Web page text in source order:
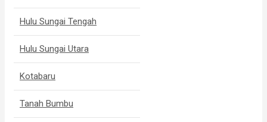
Hulu Sungai Tengah
Hulu Sungai Utara
Kotabaru
Tanah Bumbu